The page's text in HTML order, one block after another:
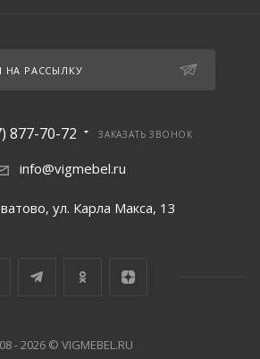
НА РАССЫЛКУ
877-70-72 ЗАКАЗАТЬ ЗВОНОК
info@vigmebel.ru
ул. Карла Макса, 13
- 2026 © VIGMEBEL.RU